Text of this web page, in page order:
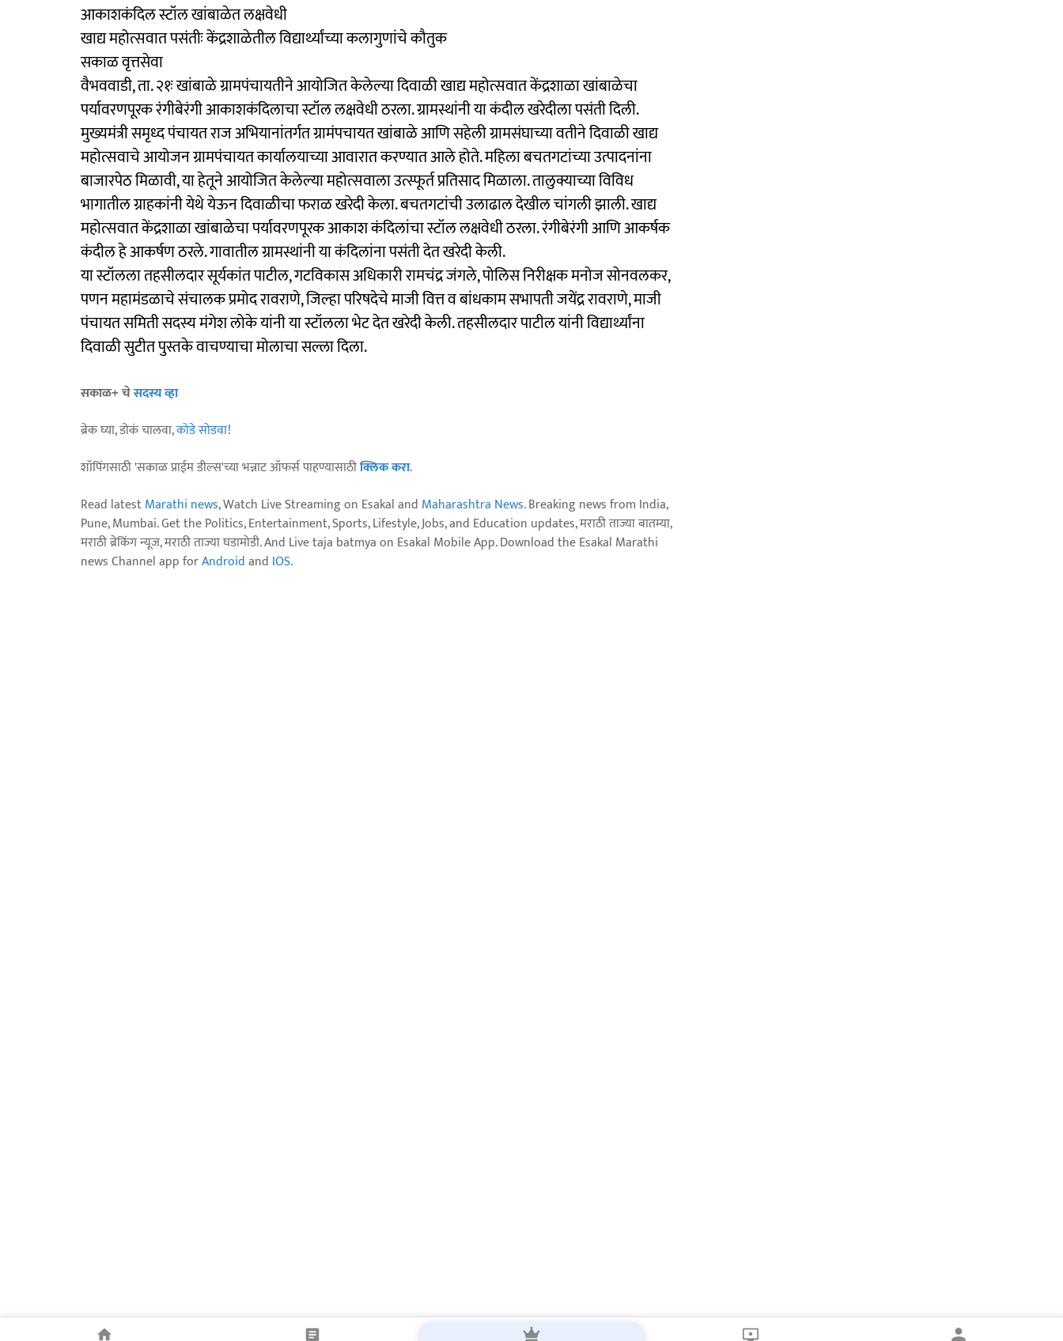
आकाशकंदिल स्टॉल खांबाळेत लक्षवेधी
खाद्य महोत्सवात पसंतीः केंद्रशाळेतील विद्यार्थ्यांच्या कलागुणांचे कौतुक
सकाळ वृत्तसेवा
वैभववाडी, ता. २१ः खांबाळे ग्रामपंचायतीने आयोजित केलेल्या दिवाळी खाद्य महोत्सवात केंद्रशाळा खांबाळेचा
पर्यावरणपूरक रंगीबेरंगी आकाशकंदिलाचा स्टॉल लक्षवेधी ठरला. ग्रामस्थांनी या कंदील खरेदीला पसंती दिली.
मुख्यमंत्री समृध्द पंचायत राज अभियानांतर्गत ग्रामंपचायत खांबाळे आणि सहेली ग्रामसंघाच्या वतीने दिवाळी खाद्य
महोत्सवाचे आयोजन ग्रामपंचायत कार्यालयाच्या आवारात करण्यात आले होते. महिला बचतगटांच्या उत्पादनांना
बाजारपेठ मिळावी, या हेतूने आयोजित केलेल्या महोत्सवाला उत्स्फूर्त प्रतिसाद मिळाला. तालुक्याच्या विविध
भागातील ग्राहकांनी येथे येऊन दिवाळीचा फराळ खरेदी केला. बचतगटांची उलाढाल देखील चांगली झाली. खाद्य
महोत्सवात केंद्रशाळा खांबाळेचा पर्यावरणपूरक आकाश कंदिलांचा स्टॉल लक्षवेधी ठरला. रंगीबेरंगी आणि आकर्षक
कंदील हे आकर्षण ठरले. गावातील ग्रामस्थांनी या कंदिलांना पसंती देत खरेदी केली.
या स्टॉलला तहसीलदार सूर्यकांत पाटील, गटविकास अधिकारी रामचंद्र जंगले, पोलिस निरीक्षक मनोज सोनवलकर,
पणन महामंडळाचे संचालक प्रमोद रावराणे, जिल्हा परिषदेचे माजी वित्त व बांधकाम सभापती जयेंद्र रावराणे, माजी
पंचायत समिती सदस्य मंगेश लोके यांनी या स्टॉलला भेट देत खरेदी केली. तहसीलदार पाटील यांनी विद्यार्थ्यांना
दिवाळी सुटीत पुस्तके वाचण्याचा मोलाचा सल्ला दिला.
सकाळ+ चेसदस्य व्हा
ब्रेक घ्या, डोकं चालवा,कोडे सोडवा!
शॉपिंगसाठी 'सकाळ प्राईम डील्स'च्या भन्नाट ऑफर्स पाहण्यासाठीक्लिक करा.
Read latestMarathi news, Watch Live Streaming on Esakal and Maharashtra News. Breaking news from India,
Pune, Mumbai. Get the Politics, Entertainment, Sports, Lifestyle, Jobs, and Education updates, मराठी ताज्या बातम्या,
मराठी ब्रेकिंग न्यूज, मराठी ताज्या घडामोडी. And Live taja batmya on Esakal Mobile App. Download the Esakal Marathi
news Channel app forAndroidand IOS.